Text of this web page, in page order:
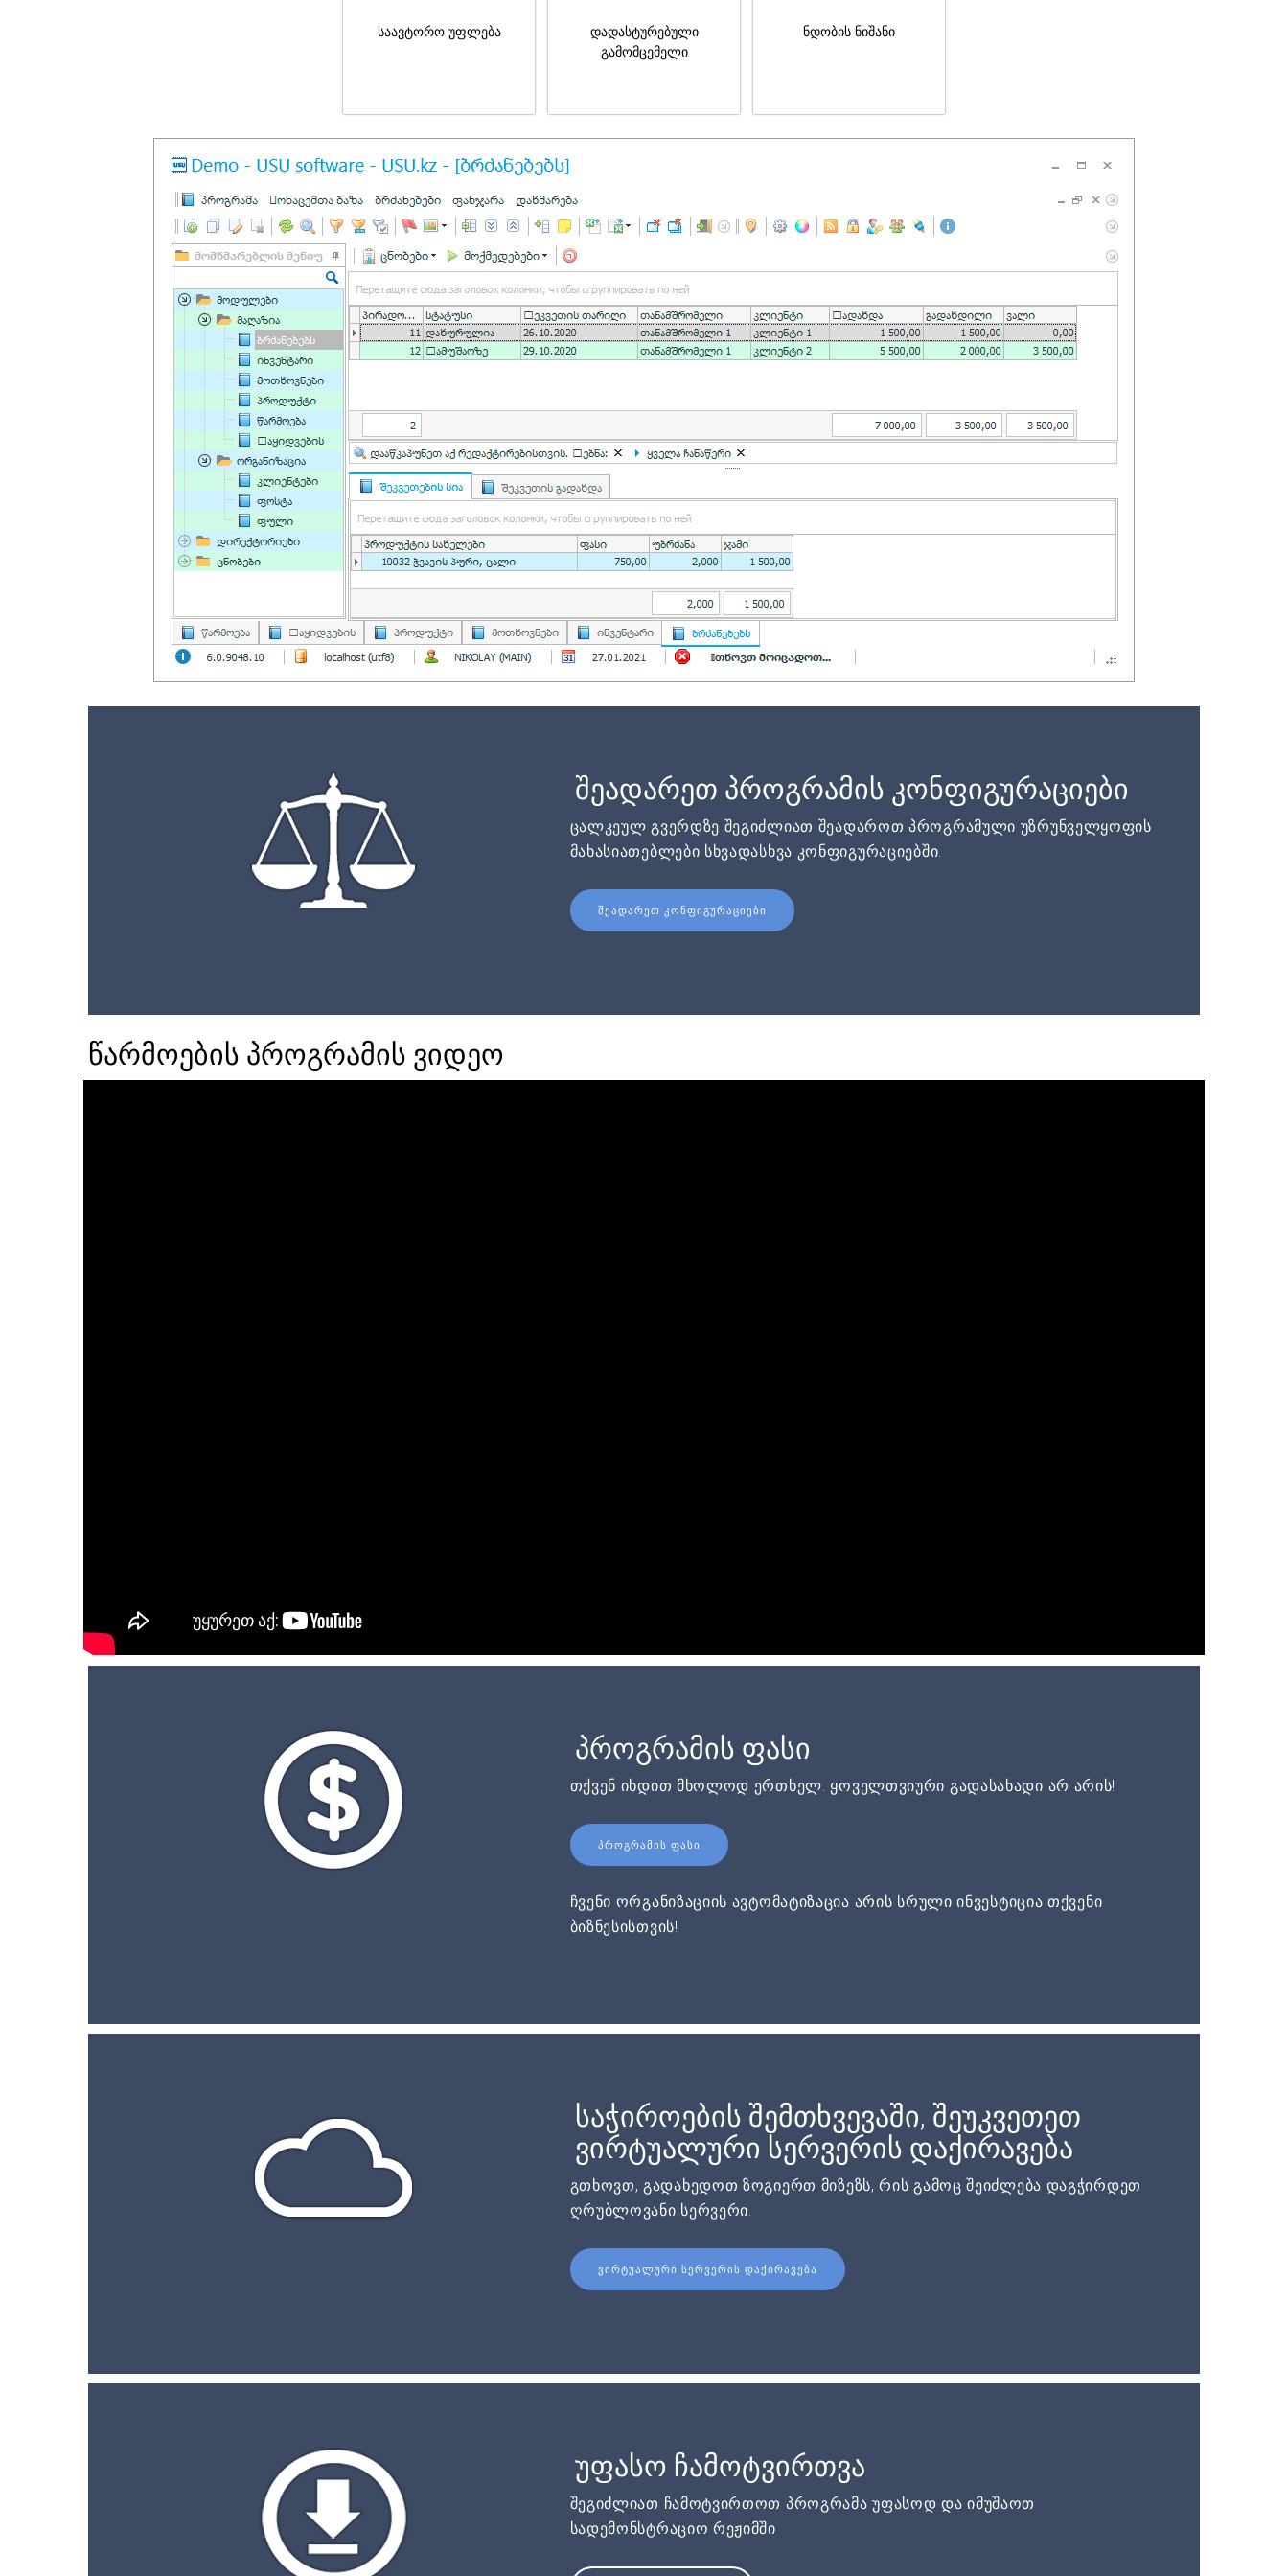
საავტორო უფლება
დადასტურებული
გამომცემელი
ნდობის ნიშანი
შეადარეთ პროგრამის კონფიგურაციები
ცალკეულ გვერდზე შეგიძლიათ შეადაროთ პროგრამული უზრუნველყოფის
მახასიათებლები სხვადასხვა კონფიგურაციებში.
ᲨᲔᲐᲓᲐᲠᲔᲗ ᲙᲝᲜᲤᲘᲒᲣᲠᲐᲪᲘᲔᲑᲘ
წარმოების პროგრამის ვიდეო
პროგრამის ფასი
თქვენ იხდით მხოლოდ ერთხელ. ყოველთვიური გადასახადი არ არის!
ᲞᲠᲝᲒᲠᲐᲛᲘᲡ ᲤᲐᲡᲘ
ჩვენი ორგანიზაციის ავტომატიზაცია არის სრული ინვესტიცია თქვენი
ბიზნესისთვის!
საჭიროების შემთხვევაში, შეუკვეთეთ
ვირტუალური სერვერის დაქირავება
გთხოვთ, გადახედოთ ზოგიერთ მიზეზს, რის გამოც შეიძლება დაგჭირდეთ
ღრუბლოვანი სერვერი.
ᲕᲘᲠᲢᲣᲐᲚᲣᲠᲘ ᲡᲔᲠᲕᲔᲠᲘᲡ ᲓᲐᲥᲘᲠᲐᲕᲔᲑᲐ
უფასო ჩამოტვირთვა
შეგიძლიათ ჩამოტვირთოთ პროგრამა უფასოდ და იმუშაოთ
სადემონსტრაციო რეჟიმში